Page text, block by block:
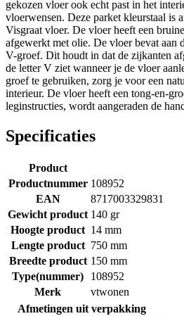
gekozen vloer ook echt past in het
vloerwensen. Deze parket kleurstaal is
Visgraat vloer. De vloer heeft een
afgewerkt met olie. De vloer bevat aan
V-groef. Dit houdt in dat de zijkanten
de letter V ziet wanneer je de vloer
groef te gebruiken, zorg je voor een
interieur. De vloer heeft een tong-en-
leginstructies, wordt aangeraden de
Specificaties
Product
Productnummer 108952
EAN
8717003329831
Gewicht product 140 gr
Hoogte product 14 mm
Lengte product 750 mm
Breedte product 150 mm
Type(nummer)
108952
Merk
vtwonen
Afmetingen uit verpakking